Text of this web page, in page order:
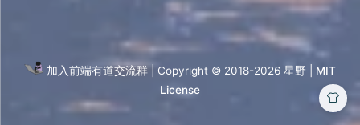
加入前端有道交流群 | Copyright © 2018-2026 星野 | MIT
License